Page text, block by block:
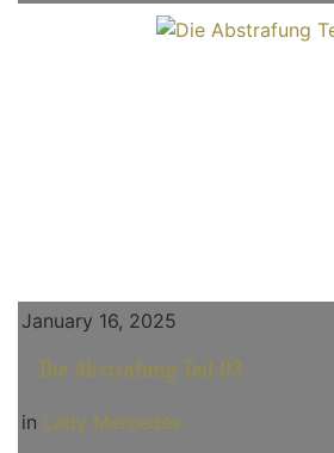
January 16, 2025
Die Abstrafung Teil 03
in Lady Mercedes